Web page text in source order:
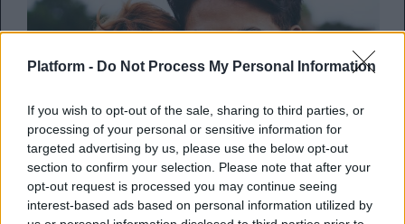
Platform - Do Not Process My Personal Information
If you wish to opt-out of the sale, sharing to third parties, or
processing of your personal or sensitive information for
targeted advertising by us, please use the below opt-out
section to confirm your selection. Please note that after your
opt-out request is processed you may continue seeing
interest-based ads based on personal information utilized by